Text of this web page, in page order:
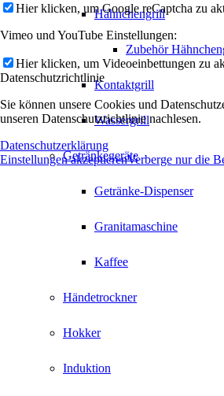
Hähnchengrill
Zubehör
Kontaktgrill
Wassergrill
Getränkegeräte
Getränke-Dispenser
Granitamaschine
Kaffee
Händetrockner
Hokker
Induktion
Hier klicken, um Google reCaptcha zu
Vimeo und YouTube Einstellungen:
Hier klicken, um Videoeinbettungen zu
Datenschutzrichtlinie
Sie können unsere Cookies und
unseren Datenschutzrichtlinie nachlesen.
Datenschutzerklärung
Einstellungen akzeptierenVerberge nur die